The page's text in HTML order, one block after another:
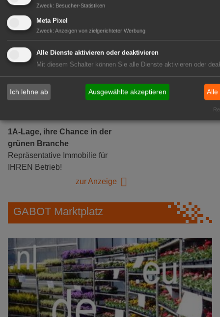
Gärtnerei Hanns
Mitarbeiter (m/w/d) für unsere
Herongen
GABOT Immobilienangebote
1A-Lage, ihre Chance in der
grünen Branche
Repräsentative Immobilie für
IHREN Betrieb!
zur Anzeige
GABOT Marktplatz
Zweck: Besucher-Statistiken
Meta Pixel
Zweck: Anzeigen von zielgerichteter Werbung
Alle Dienste aktivieren oder deaktivieren
Mit diesem Schalter können Sie alle Dienste aktivieren oder
Ich lehne ab Ausgewählte akzeptieren Alle